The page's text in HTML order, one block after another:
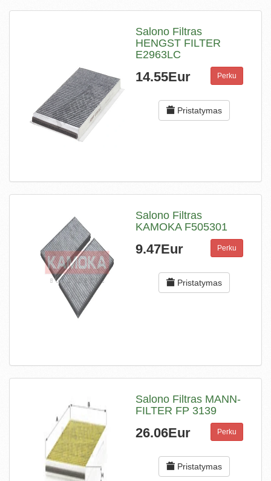
Salono Filtras
HENGST FILTER
E2963LC
14.55Eur Perku
Pristatymas
Salono Filtras
KAMOKA F505301
9.47Eur Perku
Pristatymas
Salono Filtras MANN-
FILTER FP 3139
26.06Eur Perku
Pristatymas